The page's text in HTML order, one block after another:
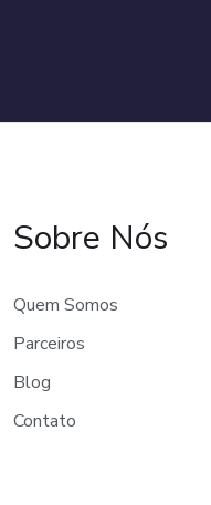
Sobre Nós
Quem Somos
Parceiros
Blog
Contato